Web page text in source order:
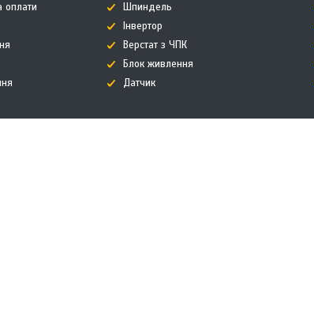
оплати
Шпиндель
Інвертор
Верстат з ЧПК
Блок живлення
Датчик